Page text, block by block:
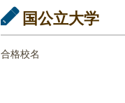
国公立大学
合格校名